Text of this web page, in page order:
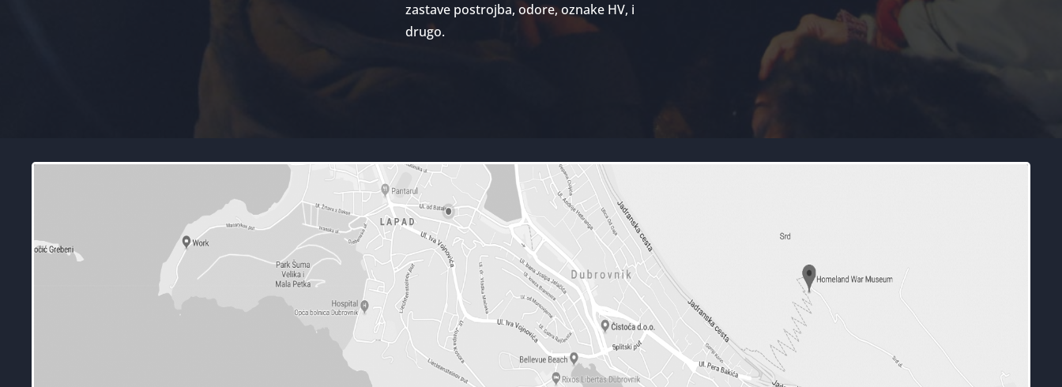
zastave postrojba, odore, oznake HV, i
drugo.